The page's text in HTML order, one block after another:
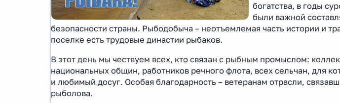
богатства, в годы
были важной
безопасности страны. Рыбодобыча – неотъемлемая часть истории и
поселке есть трудовые династии рыбаков.
В этот день мы чествуем всех, кто связан с рыбным промыслом:
национальных общин, работников речного флота, всех сельчан, для
и любимый досуг. Особая благодарность – ветеранам отрасли,
рыболова.